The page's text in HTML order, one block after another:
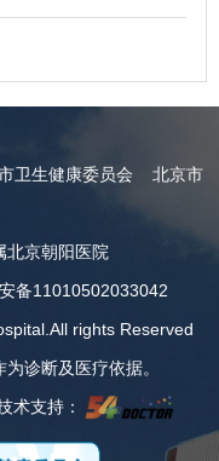
卫生健康委员会
北京市
北京朝阳医院
备11010502033042
rights Reserved
诊断及医疗依据。
术支持：